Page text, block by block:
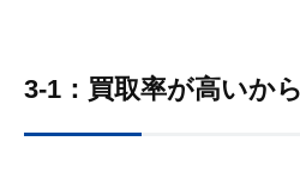
3-1：買取率が高いから